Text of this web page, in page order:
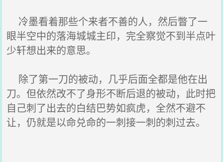
冷墨看着那些个来者不善的人，然后瞥了一
眼半空中的落海城城主印，完全察觉不到半点叶
少轩想出来的意思。
除了第一刀的被动，几乎后面全都是他在出
刀。但依然改不了身形不断后退的被动，此时把
自己刺了出去的白结巴势如疯虎，全然不避不
让，仍就是以命兑命的一刺接一刺的刺过去。